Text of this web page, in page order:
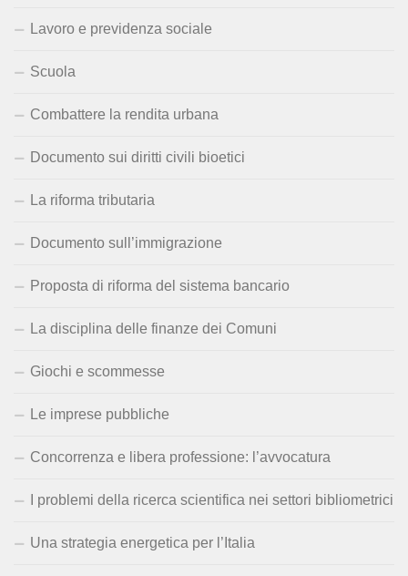
Lavoro e previdenza sociale
Scuola
Combattere la rendita urbana
Documento sui diritti civili bioetici
La riforma tributaria
Documento sull’immigrazione
Proposta di riforma del sistema bancario
La disciplina delle finanze dei Comuni
Giochi e scommesse
Le imprese pubbliche
Concorrenza e libera professione: l’avvocatura
I problemi della ricerca scientifica nei settori bibliometrici
Una strategia energetica per l’Italia